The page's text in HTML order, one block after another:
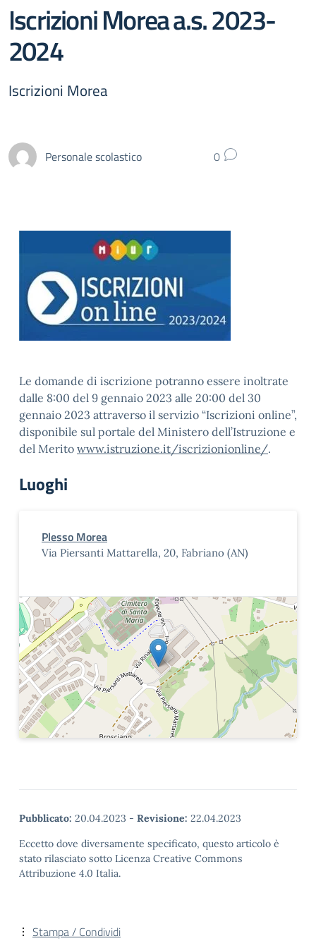
Iscrizioni Morea a.s. 2023-
2024
Iscrizioni Morea
Personale scolastico 0
Le domande di iscrizione potranno essere inoltrate
dalle 8:00 del 9 gennaio 2023 alle 20:00 del 30
gennaio 2023 attraverso il servizio “Iscrizioni online”,
disponibile sul portale del Ministero dell’Istruzione e
del Merito www.istruzione.it/iscrizionionline/.
Luoghi
Plesso Morea
Via Piersanti Mattarella, 20, Fabriano (AN)
Pubblicato: 20.04.2023 - Revisione: 22.04.2023
Eccetto dove diversamente specificato, questo articolo è
stato rilasciato sotto Licenza Creative Commons
Attribuzione 4.0 Italia.
Stampa / Condividi